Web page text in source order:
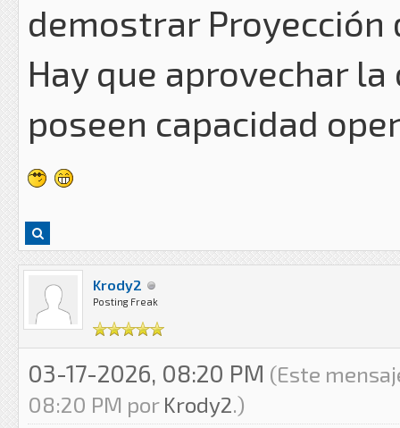
demostrar
Hay que aprovechar
poseen capacidad
Krody2
Posting Freak
03-17-2026, 08:20 PM (Este
08:20 PM por Krody2.)